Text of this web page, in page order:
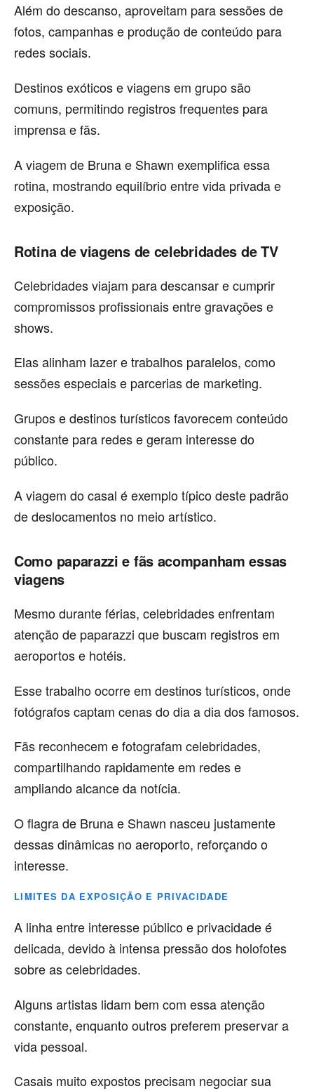
Além do descanso, aproveitam para sessões de
fotos, campanhas e produção de conteúdo para
redes sociais.
Destinos exóticos e viagens em grupo são
comuns, permitindo registros frequentes para
imprensa e fãs.
A viagem de Bruna e Shawn exemplifica essa
rotina, mostrando equilíbrio entre vida privada e
exposição.
Rotina de viagens de celebridades de TV
Celebridades viajam para descansar e cumprir
compromissos profissionais entre gravações e
shows.
Elas alinham lazer e trabalhos paralelos, como
sessões especiais e parcerias de marketing.
Grupos e destinos turísticos favorecem conteúdo
constante para redes e geram interesse do
público.
A viagem do casal é exemplo típico deste padrão
de deslocamentos no meio artístico.
Como paparazzi e fãs acompanham essas
viagens
Mesmo durante férias, celebridades enfrentam
atenção de paparazzi que buscam registros em
aeroportos e hotéis.
Esse trabalho ocorre em destinos turísticos, onde
fotógrafos captam cenas do dia a dia dos famosos.
Fãs reconhecem e fotografam celebridades,
compartilhando rapidamente em redes e
ampliando alcance da notícia.
O flagra de Bruna e Shawn nasceu justamente
dessas dinâmicas no aeroporto, reforçando o
interesse.
LIMITES DA EXPOSIÇÃO E PRIVACIDADE
A linha entre interesse público e privacidade é
delicada, devido à intensa pressão dos holofotes
sobre as celebridades.
Alguns artistas lidam bem com essa atenção
constante, enquanto outros preferem preservar a
vida pessoal.
Casais muito expostos precisam negociar sua